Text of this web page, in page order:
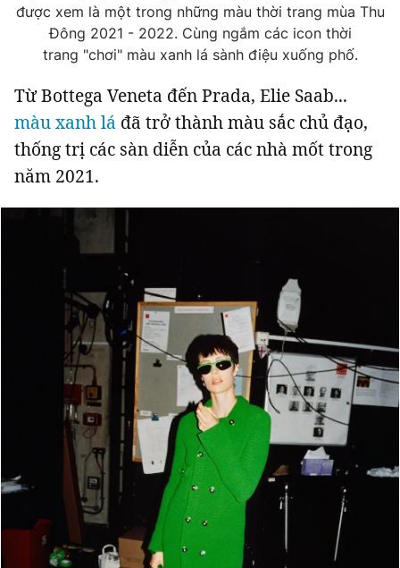
Video Podcasts
Sản phẩm khác
Tiện ích
Thông tin tòa soạn
Đọc Thanh Niên trên điện thoại
Theo dõi báo trên
Hotline
0906 645 777
Liên hệ quảng cáo
0908 780 404
được xem là một trong những màu thời trang mùa Thu
Đông 2021 - 2022. Cùng ngắm các icon thời
trang "chơi" màu xanh lá sành điệu xuống phố.
Từ Bottega Veneta đến Prada, Elie Saab...
màu xanh lá đã trở thành màu sắc chủ đạo,
thống trị các sàn diễn của các nhà mốt trong
năm 2021.